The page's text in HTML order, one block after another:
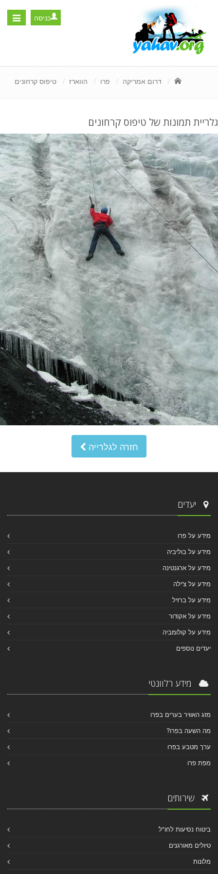
Toggle
כניסה
דרום אמריקה פרו הווארז טיפוס קרחונים
גלריית תמונות של טיפוס קרחונים
חזרה לגלרייה
יעדים
מידע על פרו
מידע על בוליביה
מידע על ארגנטינה
מידע על צ'ילה
מידע על ברזיל
מידע על אקודור
מידע על קולומביה
יעדים נוספים
מידע רלוונטי
מזג האוויר בערים בפרו
מה השעה בפרו?
ערך מטבע בפרו
מפת פרו
שירותים
ביטוח נסיעות לחו"ל
טיולים מאורגנים
מלונות